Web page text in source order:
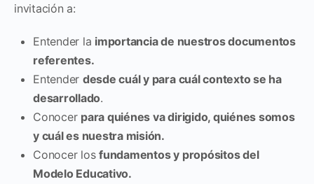
invitación a:
Entender la importancia de nuestros documentos
referentes.
Entender desde cuál y para cuál contexto se ha
desarrollado.
Conocer para quiénes va dirigido, quiénes somos
y cuál es nuestra misión.
Conocer losfundamentos y propósitos del
Modelo Educativo.